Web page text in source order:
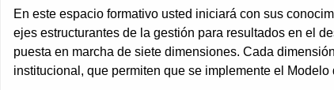
En este espacio formativo usted iniciará con sus
ejes estructurantes de la gestión para resultados en el
puesta en marcha de siete dimensiones. Cada
institucional, que permiten que se implemente el